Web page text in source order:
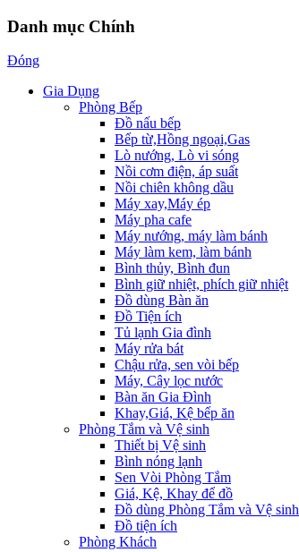
Danh mục Chính
Đóng
Gia Dụng
Phòng Bếp
Đồ nấu bếp
Bếp từ,Hồng ngoại,Gas
Lò nướng, Lò vi sóng
Nồi cơm điện, áp suất
Nồi chiên không dầu
Máy xay,Máy ép
Máy pha cafe
Máy nướng, máy làm bánh
Máy làm kem, làm bánh
Bình thủy, Bình đun
Bình giữ nhiệt, phích giữ nhiệt
Đồ dùng Bàn ăn
Đồ Tiện ích
Tủ lạnh Gia đình
Máy rửa bát
Chậu rửa, sen vòi bếp
Máy, Cây lọc nước
Bàn ăn Gia Đình
Khay,Giá, Kệ bếp ăn
Phòng Tắm và Vệ sinh
Thiết bị Vệ sinh
Bình nóng lạnh
Sen Vòi Phòng Tắm
Giá, Kệ, Khay để đồ
Đồ dùng Phòng Tắm và Vệ sinh
Đồ tiện ích
Phòng Khách